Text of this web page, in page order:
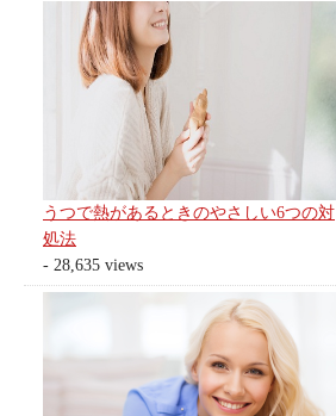
うつで熱があるときのやさしい6つの対
処法
- 28,635 views